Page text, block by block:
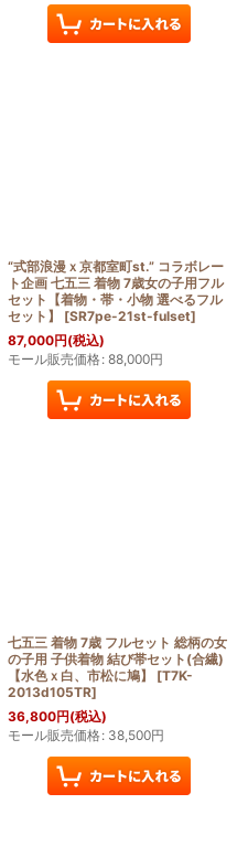
“式部浪漫ｘ京都室町st.” コラボレー
ト企画 七五三 着物 7歳女の子用フル
セット【着物・帯・小物 選べるフル
セット】
[SR7pe-21st-fulset]
87,000円(税込)
モール販売価格: 88,000円
七五三 着物 7歳 フルセット 総柄の女
の子用 子供着物 結び帯セット(合繊)
【水色ｘ白、市松に鳩】
[T7K-
2013d105TR]
36,800円(税込)
モール販売価格: 38,500円